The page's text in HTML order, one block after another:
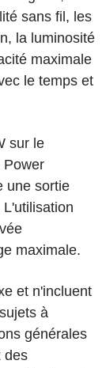
sans fil, les
la luminosité
maximale
le temps et
sur le
Power
une sortie
maximale.
et n'incluent
à
générales
des